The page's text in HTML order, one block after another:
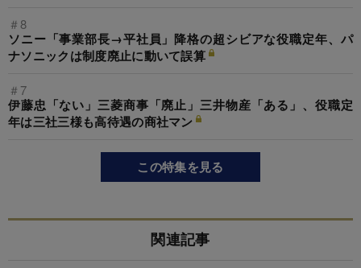
＃8
ソニー「事業部長→平社員」降格の超シビアな役職定年、パ
ナソニックは制度廃止に動いて誤算
＃7
伊藤忠「ない」三菱商事「廃止」三井物産「ある」、役職定
年は三社三様も高待遇の商社マン
この特集を見る
関連記事